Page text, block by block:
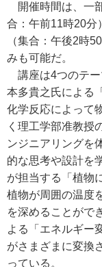
開催時間は、一
合：午前11時20分
（集合：午後2時
みも可能だ。
講座は4つのテー
本多貴之氏による
化学反応によって
く理工学部准教授
ンジニアリングを
的な思考や設計を
が担当する「植物
植物が周囲の温度
を深めることがで
よる「エネルギー
がさまざまに変換
っている。